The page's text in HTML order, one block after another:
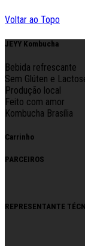
Voltar ao Topo
JEYY Kombucha
Bebida refrescante
Sem Glúten e
Produção local
Feito com amor
Kombucha Brasília
Carrinho
PARCEIROS
REPRESENTANTE